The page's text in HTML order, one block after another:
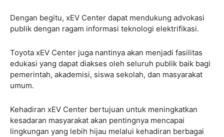
Dengan begitu, xEV Center dapat mendukung advokasi
publik dengan ragam informasi teknologi elektrifikasi.
Toyota xEV Center juga nantinya akan menjadi fasilitas
edukasi yang dapat diakses oleh seluruh publik baik bagi
pemerintah, akademisi, siswa sekolah, dan masyarakat
umum.
Kehadiran xEV Center bertujuan untuk meningkatkan
kesadaran masyarakat akan pentingnya mencapai
lingkungan yang lebih hijau melalui kehadiran berbagai